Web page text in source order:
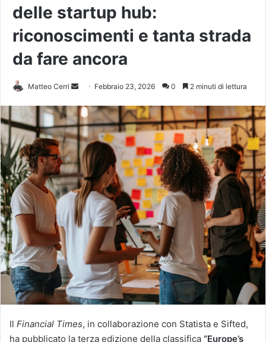
delle startup hub:
riconoscimenti e tanta strada
da fare ancora
Matteo Cerri
Invia Febbraio 23, 2026 0 2 minuti di lettura
Il Financial Times, in collaborazione con Statista e Sifted,
ha pubblicato la terza edizione della classifica “Europe’s